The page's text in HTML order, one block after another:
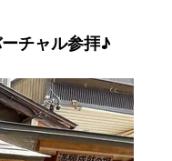
チャル参拝♪